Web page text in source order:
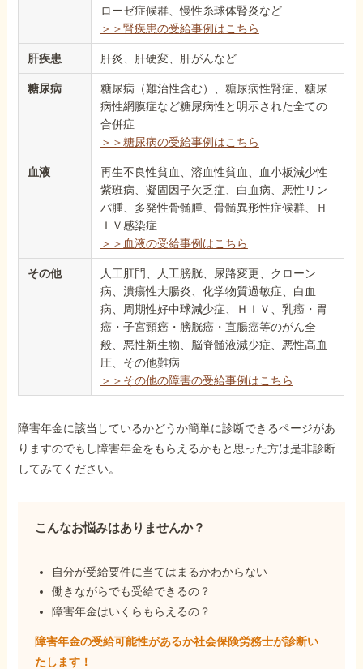
ローゼ症候群、慢性糸球体腎炎など
＞＞腎疾患の受給事例はこちら
肝疾患 肝炎、肝硬変、肝がんなど
糖尿病
糖尿病（難治性含む）、糖尿病性腎症、糖尿
病性網膜症など糖尿病性と明示された全ての
合併症
＞＞糖尿病の受給事例はこちら
血液
再生不良性貧血、溶血性貧血、血小板減少性
紫班病、凝固因子欠乏症、白血病、悪性リン
パ腫、多発性骨髄腫、骨髄異形性症候群、Ｈ
ＩＶ感染症
＞＞血液の受給事例はこちら
その他
人工肛門、人工膀胱、尿路変更、クローン
病、潰瘍性大腸炎、化学物質過敏症、白血
病、周期性好中球減少症、ＨＩＶ、乳癌・胃
癌・子宮頸癌・膀胱癌・直腸癌等のがん全
般、悪性新生物、脳脊髄液減少症、悪性高血
圧、その他難病
＞＞その他の障害の受給事例はこちら
障害年金に該当しているかどうか簡単に診断できるページがあ
りますのでもし障害年金をもらえるかもと思った方は是非診断
してみてください。
こんなお悩みはありませんか？
自分が受給要件に当てはまるかわからない
働きながらでも受給できるの？
障害年金はいくらもらえるの？
障害年金の受給可能性があるか社会保険労務士が診断い
たします！